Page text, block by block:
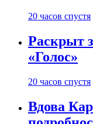
20 часов спустя
Раскрыт
«Голос»
20 часов спустя
Вдова